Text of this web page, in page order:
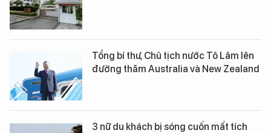
Tổng bí thư, Chủ tịch nước Tô Lâm lên
đường thăm Australia và New Zealand
3 nữ du khách bị sóng cuốn mất tích